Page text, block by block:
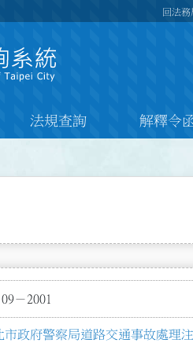
回法
法規查詢 解釋令
－2001
市政府警察局道路交通事故處理